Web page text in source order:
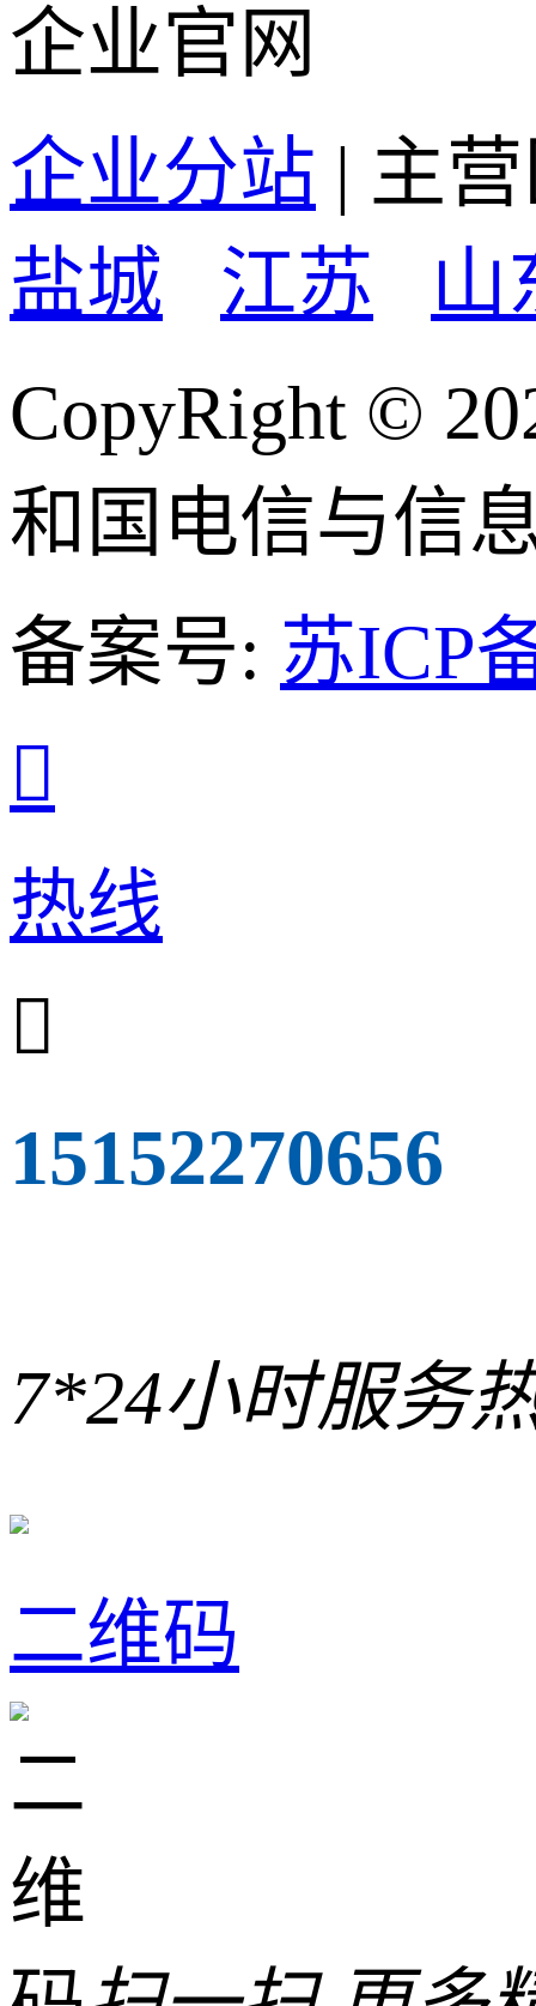
企业官网
企业分站 | 主
盐城
江苏
山
CopyRight ©
和国电信与信
备案号: 苏ICP

热线

15152270656
7*24小时服务
二维码